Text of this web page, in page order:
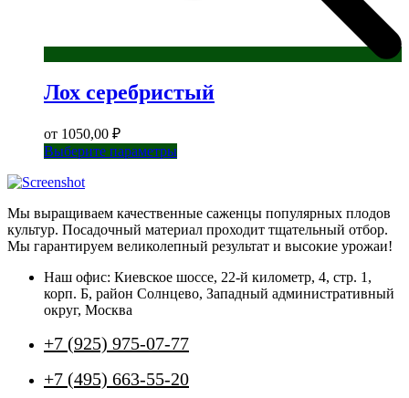
Лох серебристый
от 1050,00 ₽
Выберите параметрыЭтот
вариаций.
Опции
можно
на
странице
Мы выращиваем качественные саженцы популярных плодов
культур. Посадочный материал проходит тщательный отбор.
Мы гарантируем великолепный результат и высокие урожаи!
Наш офис: Киевское шоссе, 22-й километр, 4, стр. 1,
корп. Б, район Солнцево, Западный административный
округ, Москва
+7 (925) 975-07-77
+7 (495) 663-55-20